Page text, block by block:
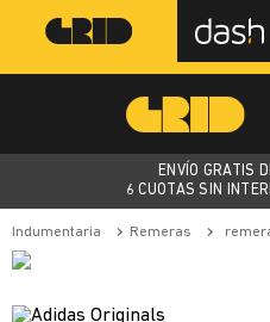
ENVÍO GRATIS
6 CUOTAS SIN
indumentaria remeras remera